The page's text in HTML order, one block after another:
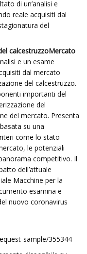
di un’analisi e
reale acquisiti dal
del
calcestruzzoMercato
e un esame
dal mercato
del calcestruzzo.
importanti del
del
del mercato. Presenta
su una
come lo stato
le potenziali
competitivo. Il
dell’attuale
Macchine per la
esamina e
nuovo coronavirus
sample/355344